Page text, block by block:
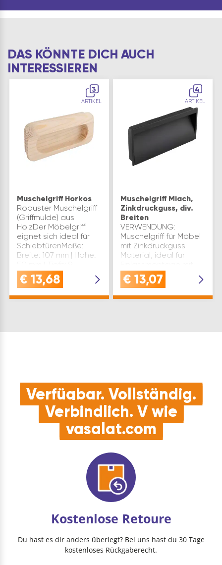
Werkzeugen und
DAS KÖNNTE DICH AUCH
INTERESSIEREN
3
ARTIKEL
Muschelgriff Horkos
Robuster Muschelgriff
(Griffmulde) aus
HolzDer Möbelgriff
eignet sich ideal für
SchiebtürenMaße:
Breite: 107 mm | Höhe:
mmEinlassmaß: 102 x
45 mm | Einlasstiefe: 11
€ 13,68
4
ARTIKEL
Muschelgriff Miach,
Zinkdruckguss, div.
Breiten
VERWENDUNG:
Muschelgriff für Möbel
mit Zinkdruckguss
Material, ideal für
M4-Schrauben und
schwarz matt
€ 13,07
Verfügbar. Vollständig.
Verbindlich. V wie
vasalat.com
Kostenlose Retoure
Du hast es dir anders überlegt? Bei uns hast du 30 Tage
kostenloses Rückgaberecht.